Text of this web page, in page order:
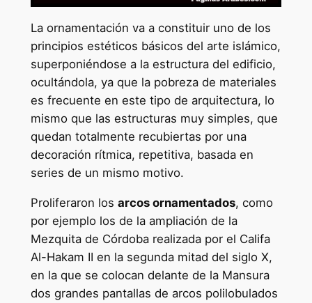
La ornamentación va a constituir uno de los
principios estéticos básicos del arte islámico,
superponiéndose a la estructura del edificio,
ocultándola, ya que la pobreza de materiales
es frecuente en este tipo de arquitectura, lo
mismo que las estructuras muy simples, que
quedan totalmente recubiertas por una
decoración rítmica, repetitiva, basada en
series de un mismo motivo.
Proliferaron los arcos ornamentados, como
por ejemplo los de la ampliación de la
Mezquita de Córdoba realizada por el Califa
Al-Hakam II en la segunda mitad del siglo X,
en la que se colocan delante de la Mansura
dos grandes pantallas de arcos polilobulados